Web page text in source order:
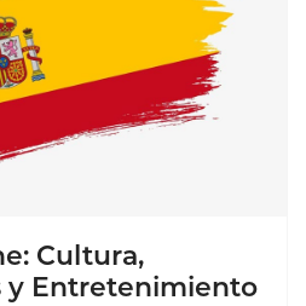
Cultura,
y Entretenimiento